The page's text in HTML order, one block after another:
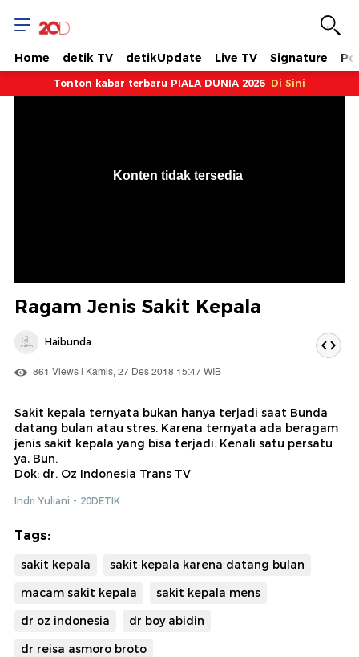
Home detik TV detikUpdate Live TV Signature
Tonton kabar terbaru PIALA DUNIA 2026 Di Sini
Konten tidak tersedia
Ragam Jenis Sakit Kepala
Haibunda
861 Views | Kamis, 27 Des 2018 15:47 WIB
Sakit kepala ternyata bukan hanya terjadi saat Bunda
datang bulan atau stres. Karena ternyata ada beragam
jenis sakit kepala yang bisa terjadi. Kenali satu persatu
ya, Bun.
Dok: dr. Oz Indonesia Trans TV
Indri Yuliani - 20DETIK
Tags:
sakit kepala
sakit kepala karena datang bulan
macam sakit kepala
sakit kepala mens
dr oz indonesia
dr boy abidin
dr reisa asmoro broto